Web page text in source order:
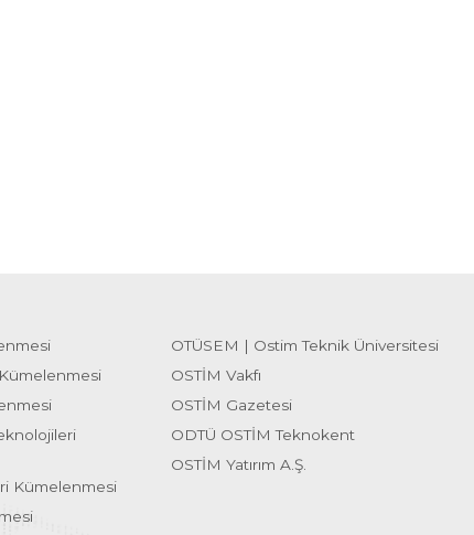
Kümelenmesi
OTÜSEM | Ostim Teknik Üniversitesi
OSTİM Vakfı
OSTİM Gazetesi
ODTÜ OSTİM Teknokent
OSTİM Yatırım A.Ş.